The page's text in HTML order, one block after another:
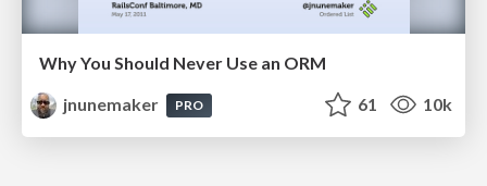
Why You Should Never Use an ORM
jnunemaker
PRO 61 10k